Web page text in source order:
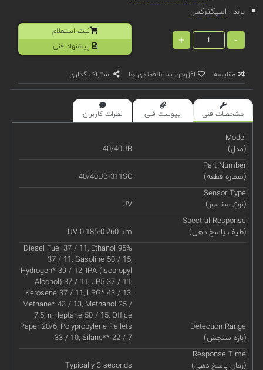
برند : اسپکترکس
-
+
ثبت استعلام
پیشنهاد فنی
مقایسه افزودن به علاقمندی ها اشتراک گذاری
مشخصات فنی پیوست فنی نظرات کاربران
Model
(مدل)
40/40UB
Part Number
(شماره قطعه)
40/40UB-311SC
Sensor Type
(نوع سنسور)
UV
Spectral Response
(طیف پاسخ دهی)
UV 0.185-0.260 μm
Detection Range
(بازه سنجش)
Diesel Fuel 37 / 11, Ethanol 95%
37 / 11, Gasoline 50 / 15,
Hydrogen* 39 / 12, IPA (Isopropyl
Alcohol) 37 / 11, JP5 37 / 11,
Kerosene 37 / 11, LPG* 43 / 13,
Methane* 43 / 13, Methanol 25 /
7.5, n-Heptane 50 / 15, Office
Paper 20/6, Polypropylene Pellets
33 / 10, Silane** 22 / 7
Response Time
(زمان پاسخ دهی)
Typically 3 seconds